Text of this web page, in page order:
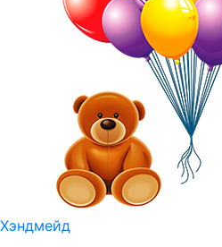
Хэндмейд